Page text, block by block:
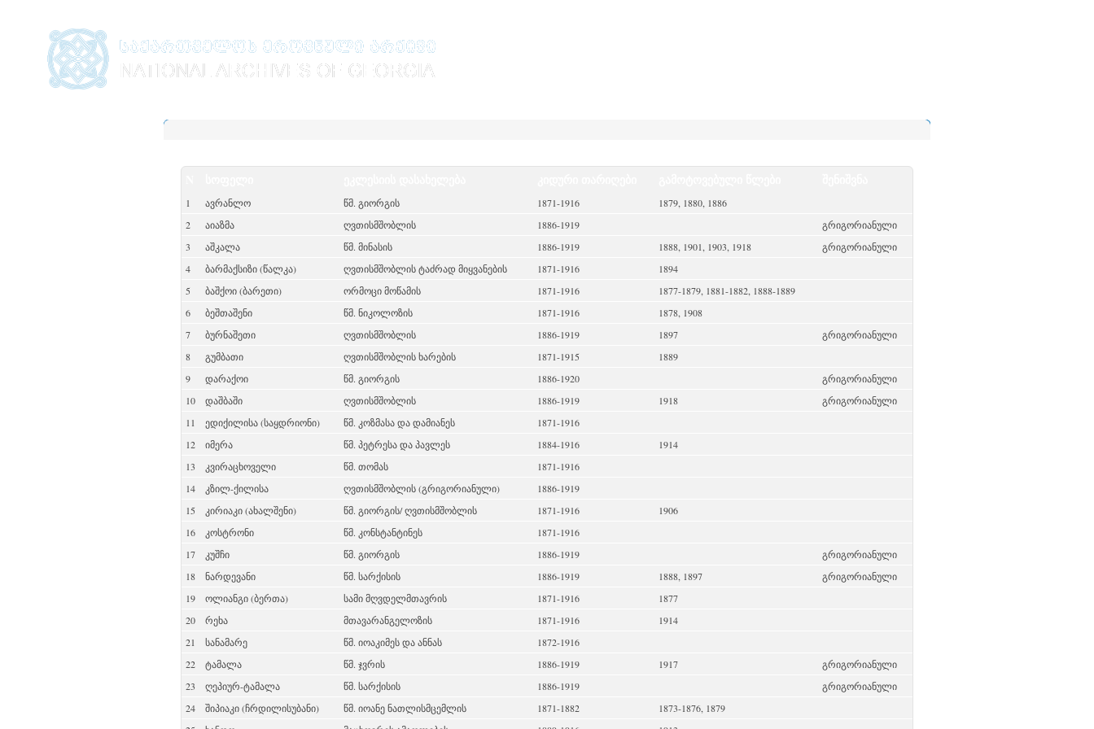
1 ავრანლო წმ. გიორგის 1871-1916
1879, 1880, 1886
2
აიაზმა ღვთისმშობლის 1886-1919
გრიგორიანული
3
აშკალა წმ. მინასის 1886-1919 1888, 1901, 1903, 1918
გრიგორიანული
4
ბარმაქსიზი (წალკა) ღვთისმშობლის ტაძრად მიყვანების 1871-1916
1894
5
ბაშქოი (ბარეთი) ორმოცი მოწამის 1871-1916
1877-1879, 1881-1882, 1888-1889
6
ბეშთაშენი წმ. ნიკოლოზის 1871-1916
1878, 1908
7
ბურნაშეთი ღვთისმშობლის 1886-1919 1897
გრიგორიანული
8
გუმბათი ღვთისმშობლის ხარების 1871-1915
1889
9
დარაქოი წმ. გიორგის 1886-1920
გრიგორიანული
10
დაშბაში ღვთისმშობლის 1886-1919 1918
გრიგორიანული
11
ედიქილისა (საყდრიონი) წმ. კოზმასა და დამიანეს
1871-1916
12
იმერა წმ. პეტრესა და პავლეს 1884-1916
1914
13
კვირაცხოველი წმ. თომას
1871-1916
14
კზილ-ქილისა ღვთისმშობლის (გრიგორიანული)
1886-1919
15
კირიაკი (ახალშენი) წმ. გიორგის/ ღვთისმშობლის 1871-1916
1906
16
კოსტრონი წმ. კონსტანტინეს
1871-1916
17
კუშჩი წმ. გიორგის 1886-1919
გრიგორიანული
18
ნარდევანი წმ. სარქისის 1886-1919 1888, 1897
გრიგორიანული
19
ოლიანგი (ბერთა) სამი მღვდელმთავრის 1871-1916
1877
20
რეხა მთავარანგელოზის 1871-1916
1914
21
სანამარე წმ. იოაკიმეს და ანნას
1872-1916
22
ტამალა წმ. ჯვრის 1886-1919 1917
გრიგორიანული
23
ღეპიურ-ტამალა წმ. სარქისის 1886-1919
გრიგორიანული
24
შიპიაკი (ჩრდილისუბანი) წმ. იოანე ნათლისმცემლის 1871-1882
1873-1876, 1879